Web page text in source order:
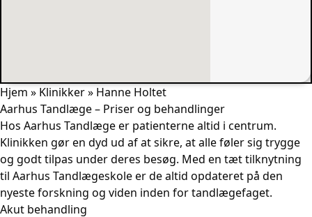
Hjem » Klinikker» Hanne Holtet
Aarhus Tandlæge – Priser og behandlinger
Hos Aarhus Tandlæge er patienterne altid i centrum.
Klinikken gør en dyd ud af at sikre, at alle føler sig trygge
og godt tilpas under deres besøg. Med en tæt tilknytning
til Aarhus Tandlægeskole er de altid opdateret på den
nyeste forskning og viden inden for tandlægefaget.
Akut behandling